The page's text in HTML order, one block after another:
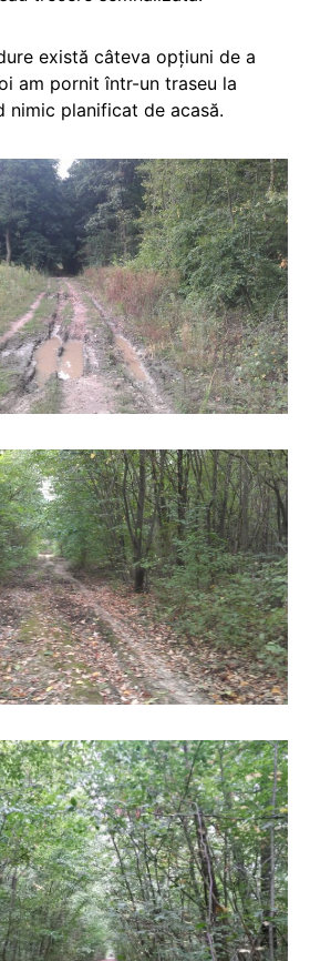
există câteva opțiuni de a
am pornit într-un traseu la
nimic planificat de acasă.